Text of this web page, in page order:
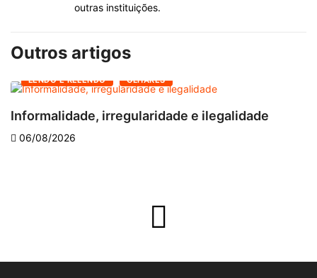
outras instituições.
Outros artigos
LENDO E RELENDO OLHARES
Informalidade, irregularidade e ilegalidade
06/08/2026